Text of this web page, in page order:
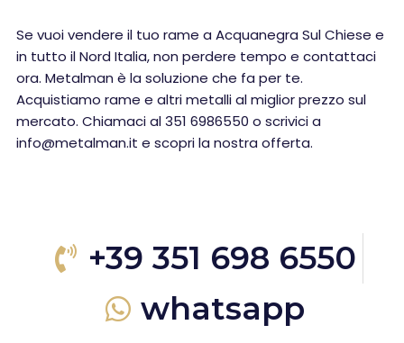
Se vuoi vendere il tuo rame a Acquanegra Sul Chiese e
in tutto il Nord Italia, non perdere tempo e contattaci
ora. Metalman è la soluzione che fa per te.
Acquistiamo rame e altri metalli al miglior prezzo sul
mercato. Chiamaci al 351 6986550 o scrivici a
info@metalman.it e scopri la nostra offerta.
+39 351 698 6550
whatsapp